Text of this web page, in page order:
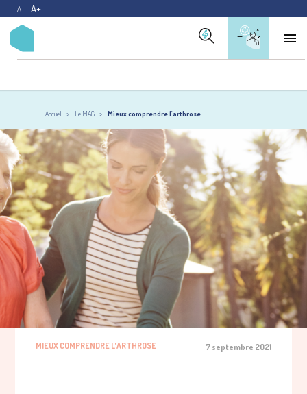
A- A+

Accueil Le MAG Mieux comprendre l'arthrose
MIEUX COMPRENDRE L'ARTHROSE 7 septembre 2021